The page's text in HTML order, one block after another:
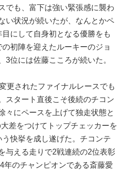
でも、富下は強い緊張感に襲わ
い状況が続いたが、なんとかペ
にして自身初となる優勝をも
初陣を迎えたルーキーのジョ
3位には佐藤こころが続いた。
更されたファイナルレースでも
スタート直後こそ後続のチコン
々にペースを上げて独走状態と
差をつけてトップチェッカーを
快挙を成し遂げた。チコンテ
与える走りで2戦連続の2位表彰
年のチャンピオンである斎藤愛